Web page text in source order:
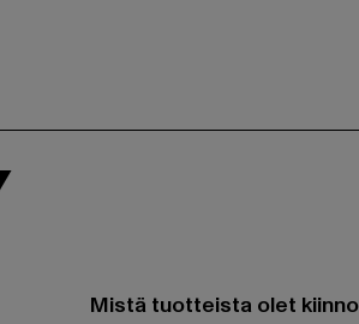
Mistä tuotteista olet